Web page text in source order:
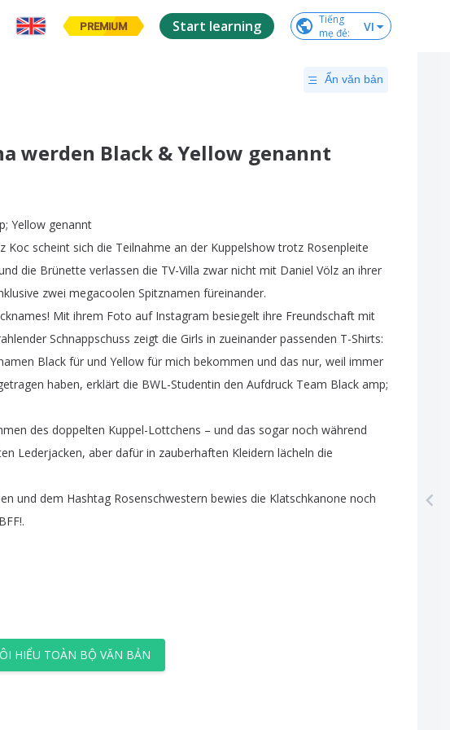
PREMIUM Start learning
Tiếng
mẹ đẻ: VI
Ẩn văn bản
werden Black & Yellow genannt
; Yellow genannt
Koc scheint sich die Teilnahme an der Kuppelshow trotz Rosenpleite
die Brünette verlassen die TV-Villa zwar nicht mit Daniel Völz an ihrer
zwei megacoolen Spitznamen füreinander.
! Mit ihrem Foto auf Instagram besiegelt ihre Freundschaft mit
Schnappschuss zeigt die Girls in zueinander passenden T-Shirts:
Black für und Yellow für mich bekommen und das nur, weil immer
haben, erklärt die BWL-Studentin den Aufdruck Team Black amp;
des doppelten Kuppel-Lottchens – und das sogar noch während
Lederjacken, aber dafür in zauberhaften Kleidern lächeln die
und dem Hashtag Rosenschwestern bewies die Klatschkanone noch
BFF!.
HIỂU TOÀN BỘ VĂN BẢN